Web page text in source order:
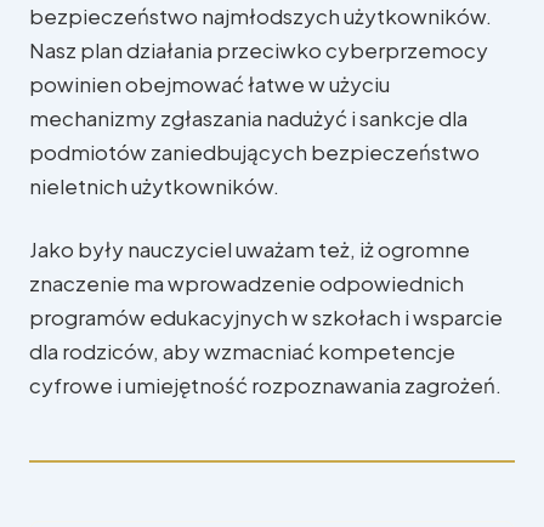
bezpieczeństwo najmłodszych użytkowników.
Nasz plan działania przeciwko cyberprzemocy
powinien obejmować łatwe w użyciu
mechanizmy zgłaszania nadużyć i sankcje dla
podmiotów zaniedbujących bezpieczeństwo
nieletnich użytkowników.
Jako były nauczyciel uważam też, iż ogromne
znaczenie ma wprowadzenie odpowiednich
programów edukacyjnych w szkołach i wsparcie
dla rodziców, aby wzmacniać kompetencje
cyfrowe i umiejętność rozpoznawania zagrożeń.